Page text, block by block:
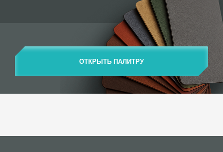
ОТКРЫТЬ ПАЛИТРУ